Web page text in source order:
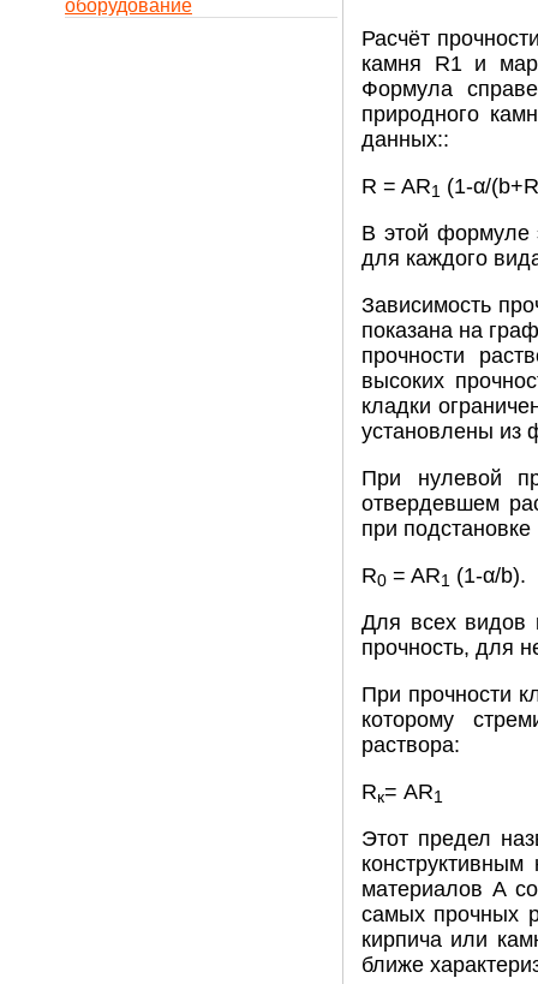
оборудование
Расчёт
камня R1 и
Формула
природного
данных::
R = AR1 (1-α/(b+R
В этой формуле
для каждого
Зависимость
показана на
прочности
высоких
кладки
установлены из
При нулевой
отвердевшем
при
R0 = AR1 (1-α/b).
Для всех видов
прочность, для
При прочности
которому
раствора:
Rк= AR1
Этот предел
материалов А
самых прочных
кирпича или
ближе